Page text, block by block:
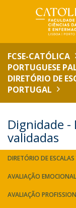
FCSE-CATÓLICA
PORTUGUESE
DIRETÓRIO DE
PORTUGAL
Dignidade -
validadas
DIRETÓRIO DE
AVALIAÇÃO EMOCIONAL
AVALIAÇÃO